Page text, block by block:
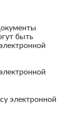
быть
электронной